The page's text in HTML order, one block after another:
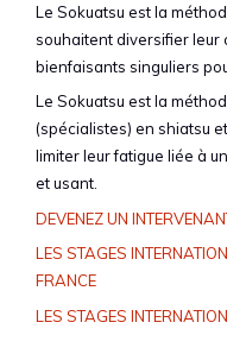
Le Sokuatsu est la
souhaitent diversifier leur
bienfaisants singuliers
Le Sokuatsu est la
(spécialistes) en shiatsu
limiter leur fatigue liée à
et usant.
DEVENEZ UN
LES STAGES
FRANCE
LES STAGES